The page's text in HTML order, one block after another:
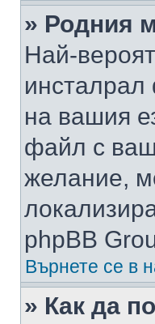
» Родния
Най-
на вашия
файл с
желание,
phpBB
Върнете се в
» Как да